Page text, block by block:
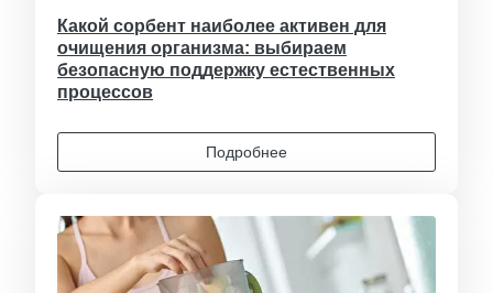
Какой сорбент наиболее активен для
очищения организма: выбираем
безопасную поддержку естественных
процессов
Подробнее